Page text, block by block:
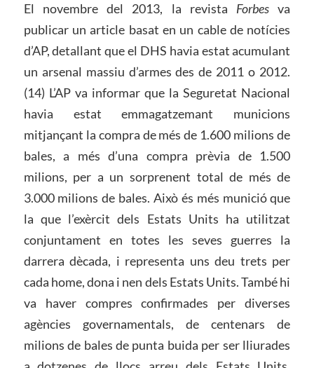
El novembre del 2013, la revista Forbesva
publicar un article basat en un cable de notícies
d’AP, detallant que el DHS havia estat acumulant
un arsenal massiu d’armes des de 2011 o 2012.
(14) L’AP va informar que la Seguretat Nacional
havia estat emmagatzemant municions
mitjançant la compra de més de 1.600 milions de
bales, a més d’una compra prèvia de 1.500
milions, per a un sorprenent total de més de
3.000 milions de bales. Això és més munició que
la que l’exèrcit dels Estats Units ha utilitzat
conjuntament en totes les seves guerres la
darrera dècada, i representa uns deu trets per
cada home, dona i nen dels Estats Units. També hi
va haver compres confirmades per diverses
agències governamentals, de centenars de
milions de bales de punta buida per ser lliurades